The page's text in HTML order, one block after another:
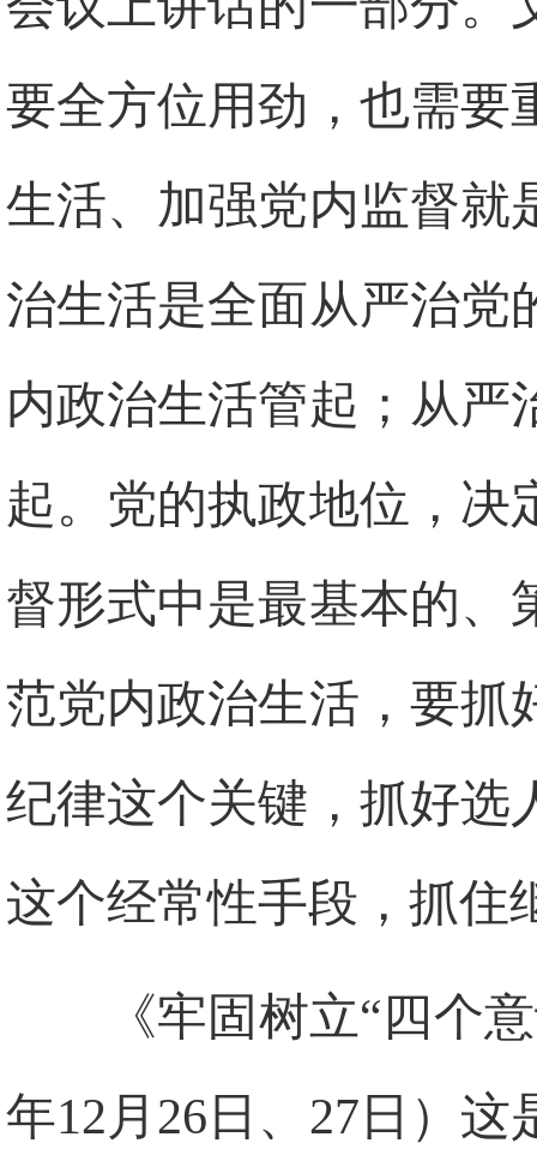
要全方位用劲，也需要
生活、加强党内监督就
治生活是全面从严治党
内政治生活管起；从严
起。党的执政地位，决
督形式中是最基本的、
范党内政治生活，要抓
纪律这个关键，抓好选
这个经常性手段，抓住
《牢固树立“四个
年12月26日、27日）